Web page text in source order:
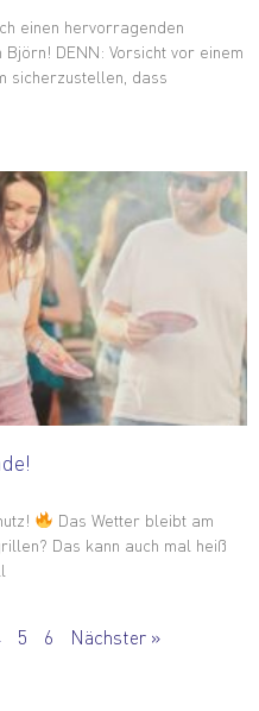
einen hervorragenden
DENN: Vorsicht vor einem
sicherzustellen, dass
Das Wetter bleibt am
Das kann auch mal heiß
5 6 Nächster »